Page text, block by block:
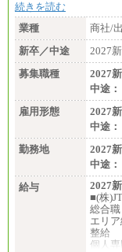
続きを読む
業種
商社/
新卒／中途
2027
募集職種
2027新
中途：
雇用形態
2027新
中途：
勤務地
2027新
中途：
給与
2027新
■(株
総合
エリ
整給
個人